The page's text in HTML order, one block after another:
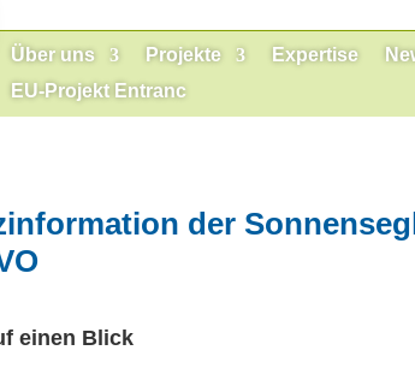
Über uns Projekte Expertise
EU-Projekt Entranc
der
einen Blick